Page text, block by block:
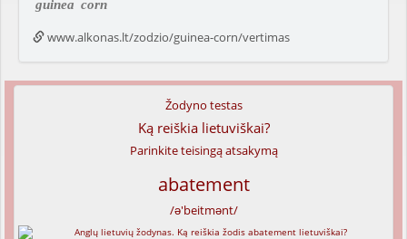
guinea corn
www.alkonas.lt/zodzio/guinea-corn/vertimas
Žodyno testas
Ką reiškia lietuviškai?
Parinkite teisingą atsakymą
abatement
/ə'beitmənt/